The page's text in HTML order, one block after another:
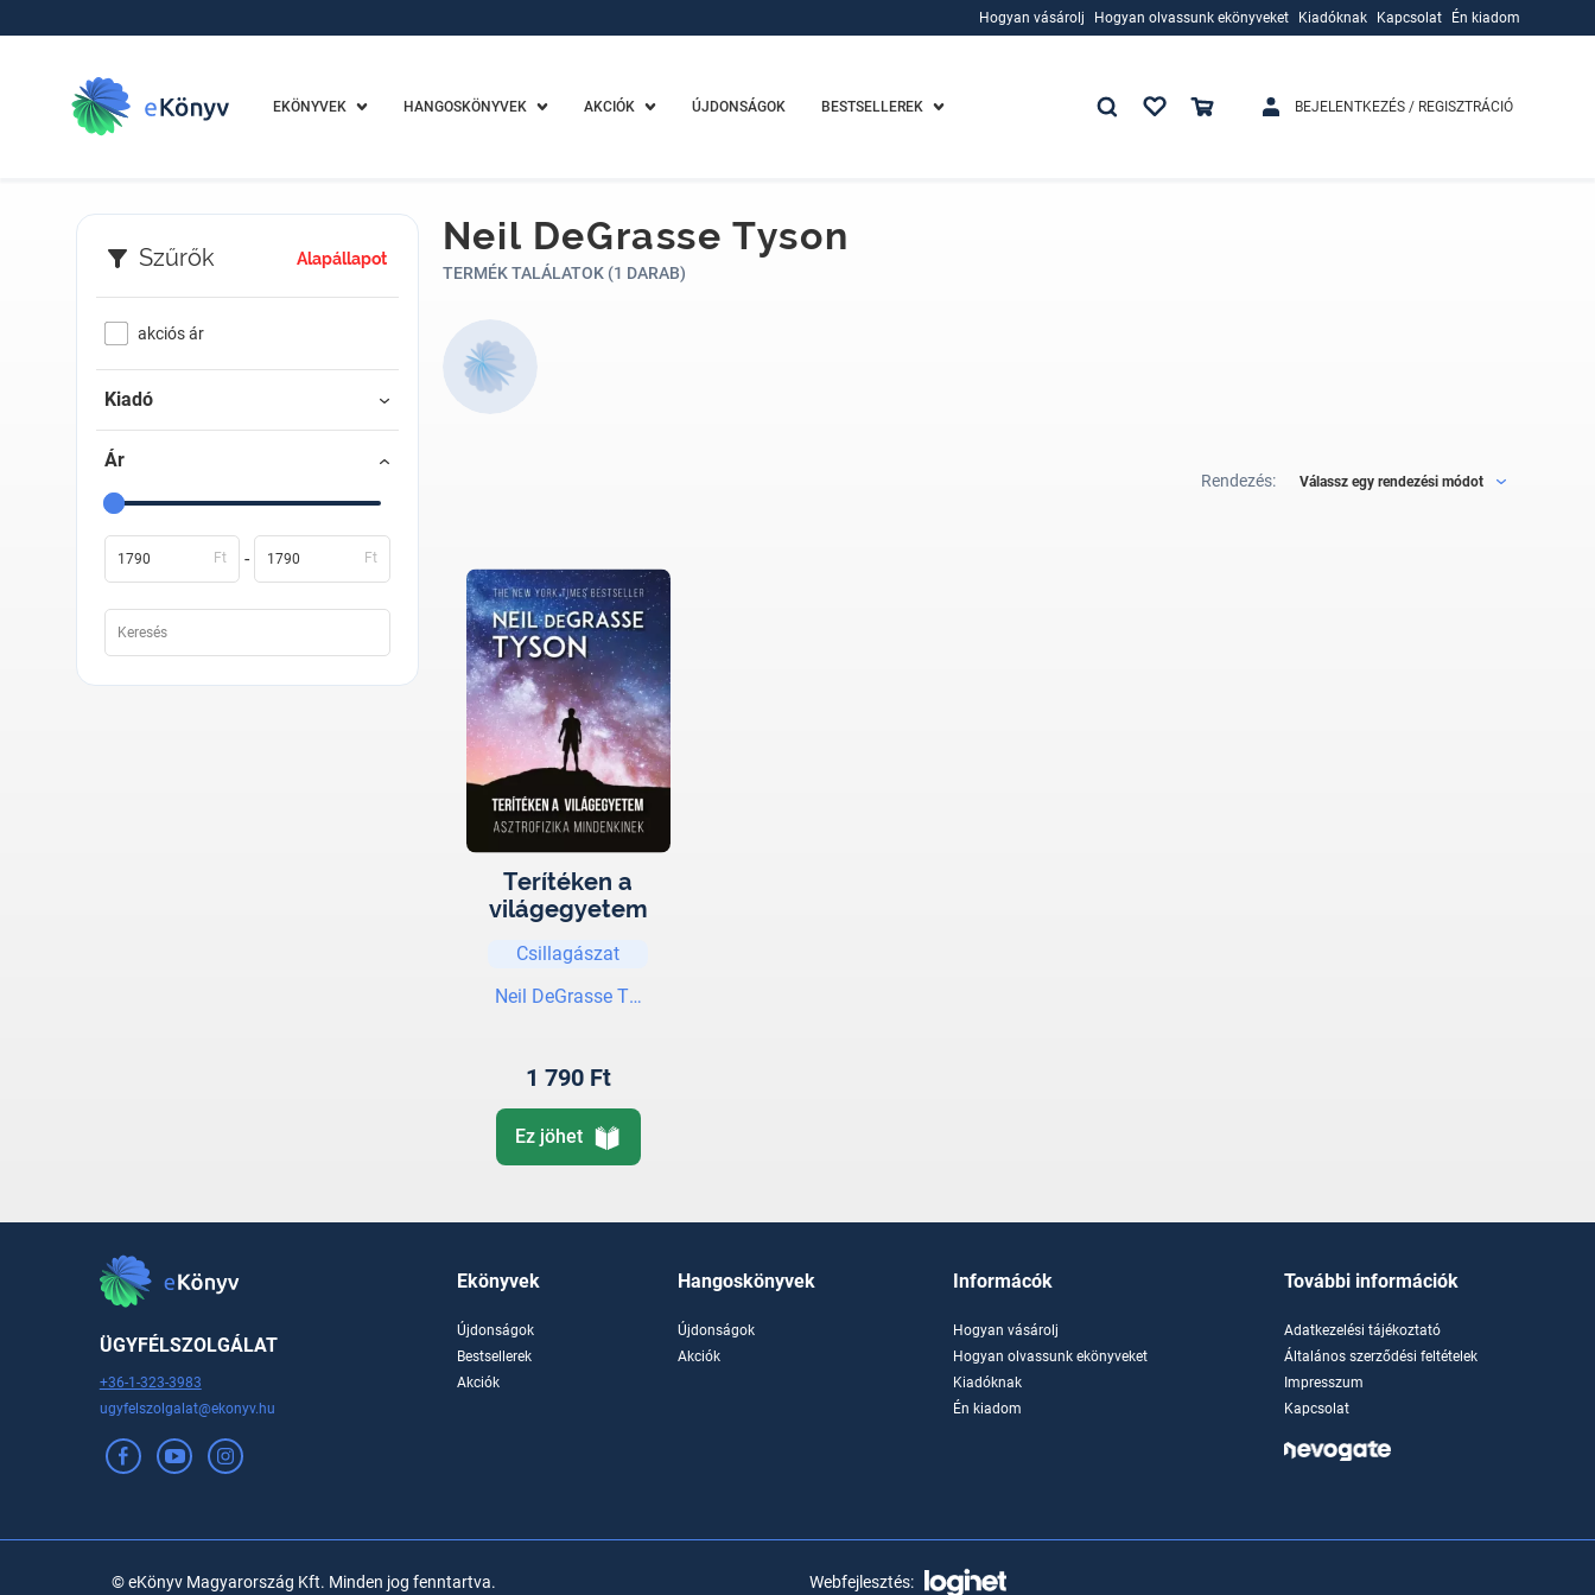
Hogyan vásárolj
Hogyan olvassunk ekönyveket
Kiadóknak
Kapcsolat Én kiadom
EKÖNYVEK HANGOSKÖNYVEK AKCIÓK ÚJDONSÁGOK BESTSELLEREK BEJELENTKEZÉS / REGISZTRÁCIÓ
Szűrők Alapállapot
akciós ár
Kiadó
Ár
Ft - Ft
Neil DeGrasse Tyson
TERMÉK TALÁLATOK (1 DARAB)
Rendezés: Válassz egy rendezési módot
Terítéken a
világegyetem
Csillagászat
Neil DeGrasse Tyson
1 790 Ft
Ez jöhet
ÜGYFÉLSZOLGÁLAT
+36-1-323-3983
ugyfelszolgalat@ekonyv.hu
Ekönyvek
Újdonságok
Bestsellerek
Akciók
Hangoskönyvek
Újdonságok
Akciók
Informácók
Hogyan vásárolj
Hogyan olvassunk ekönyveket
Kiadóknak
Én kiadom
További információk
Adatkezelési tájékoztató
Általános szerződési feltételek
Impresszum
Kapcsolat
© eKönyv Magyarország Kft. Minden jog fenntartva. Webfejlesztés: